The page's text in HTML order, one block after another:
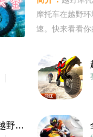
摩托车在越野
速。快来看看
特技自行车骑士越野摩托车3D